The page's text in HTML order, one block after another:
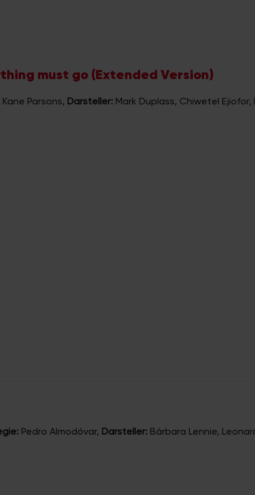
must go (Extended Version)
Kane Parsons, Darsteller: Mark Duplass, Chiwetel
Pedro Almodóvar, Darsteller: Bárbara Lennie,